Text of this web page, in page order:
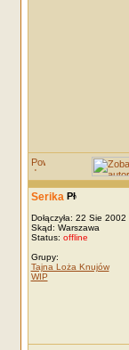
Serika
Dołączyła: 22 Sie 2002
Skąd: Warszawa
Status: offline
Grupy:
Tajna Loża Knujów
WIP